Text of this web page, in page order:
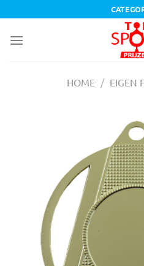
naar
inhoud
HOME / EIGEN